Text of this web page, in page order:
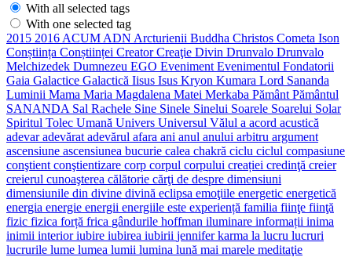
With all selected tags
With one selected tag
2015 2016ACUMADN Arcturienii Buddha Christos Cometa Ison
Conștiința Conștiinței CreatorCreaţie Divin Drunvalo Drunvalo
Melchizedek Dumnezeu EGO EvenimentEvenimentul Fondatorii
Gaia Galactice Galactică Iisus Isus Kryon Kumara Lord Sananda
Luminii Mama Maria Magdalena Matei Merkaba PământPământul
SANANDA Sal Rachele Sine Sinele Sinelui Soarele Soarelui Solar
Spiritul Tolec Umană Univers Universul Vălul a acord acustică
adevaradevăratadevărul afara ani anul anului arbitru argument
ascensiune ascensiunea bucurie calea chakră ciclu ciclul compasiune
conştientconştientizare corp corpul corpului creației credinţă creier
creierul cunoaşterea călătorie cărţi de despre dimensiuni
dimensiunile din divine divină eclipsa emoţiile energetic energetică
energia energie energii energiile este experiență familia fiinţe fiinţă
fizic fizica forță frica gândurile hoffman iluminare informații inima
inimii interioriubire iubirea iubirii jenniferkarma la lucru lucruri
lucrurile lume lumea lumii lumina lună mai marele meditaţie